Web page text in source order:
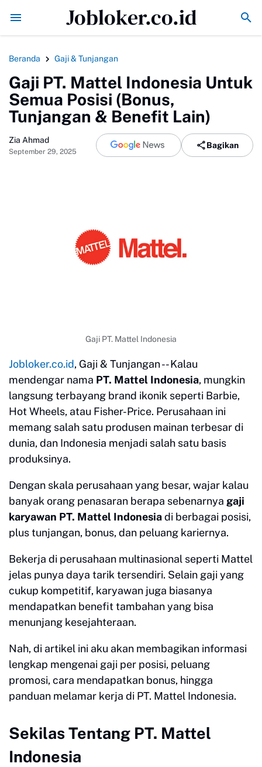
Mbappe Top Skor Sementara Setelah Cetak Gol ke
Jobloker.co.id
Beranda Gaji & Tunjangan
Gaji PT. Mattel Indonesia Untuk
Semua Posisi (Bonus,
Tunjangan & Benefit Lain)
Zia Ahmad
September 29, 2025
Bagikan
Gaji PT. Mattel Indonesia
Jobloker.co.id, Gaji & Tunjangan -- Kalau
mendengar nama PT. Mattel Indonesia, mungkin
langsung terbayang brand ikonik seperti Barbie,
Hot Wheels, atau Fisher-Price. Perusahaan ini
memang salah satu produsen mainan terbesar di
dunia, dan Indonesia menjadi salah satu basis
produksinya.
Dengan skala perusahaan yang besar, wajar kalau
banyak orang penasaran berapa sebenarnya gaji
karyawan PT. Mattel Indonesiadi berbagai posisi,
plus tunjangan, bonus, dan peluang kariernya.
Bekerja di perusahaan multinasional seperti Mattel
jelas punya daya tarik tersendiri. Selain gaji yang
cukup kompetitif, karyawan juga biasanya
mendapatkan benefit tambahan yang bisa
menunjang kesejahteraan.
Nah, di artikel ini aku akan membagikan informasi
lengkap mengenai gaji per posisi, peluang
promosi, cara mendapatkan bonus, hingga
panduan melamar kerja di PT. Mattel Indonesia.
Sekilas Tentang PT. Mattel
Indonesia